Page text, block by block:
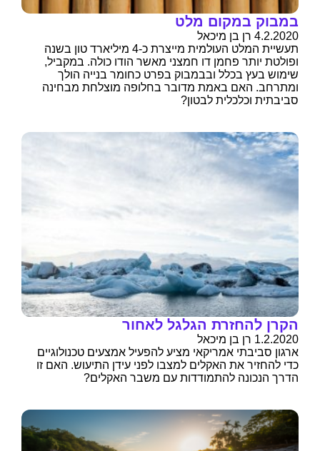
במבוק במקום מלט
4.2.2020 רן בן מיכאל
תעשיית המלט העולמית מייצרת כ-4 מיליארד טון בשנה
ופולטת יותר פחמן דו חמצני מאשר הודו כולה. במקביל,
שימוש בעץ בכלל ובבמבוק בפרט כחומר בנייה הולך
ומתרחב. האם באמת מדובר בחלופה מוצלחת מבחינה
סביבתית וכלכלית לבטון?
הקרן להחזרת הגלגל לאחור
1.2.2020 רן בן מיכאל
ארגון סביבתי אמריקאי מציע להפעיל אמצעים טכנולוגיים
כדי להחזיר את האקלים למצבו לפני עידן התיעוש. האם זו
הדרך הנכונה להתמודדות עם משבר האקלים?